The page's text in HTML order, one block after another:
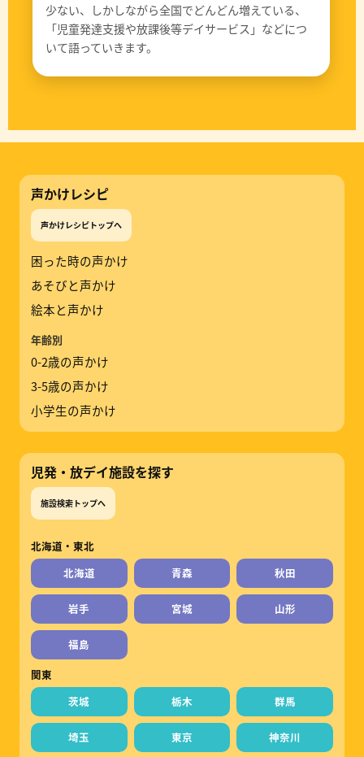
少ない、しかしながら全国でどんどん増えている、
「児童発達支援や放課後等デイサービス」などにつ
いて語っていきます。
声かけレシピ
声かけレシピトップへ
困った時の声かけ
あそびと声かけ
絵本と声かけ
年齢別
0-2歳の声かけ
3-5歳の声かけ
小学生の声かけ
児発・放デイ施設を探す
施設検索トップへ
北海道・東北
北海道
青森 秋田
岩手 宮城 山形
福島
関東
茨城
栃木 群馬
埼玉 東京 神奈川